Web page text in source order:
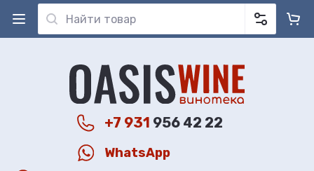
+7 931 956 42 22
WhatsApp